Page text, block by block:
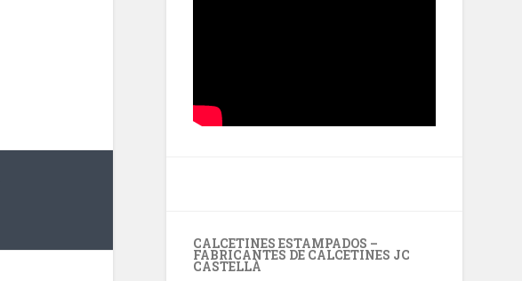
CALCETINES ESTAMPADOS –
FABRICANTES DE CALCETINES JC
CASTELLÀ